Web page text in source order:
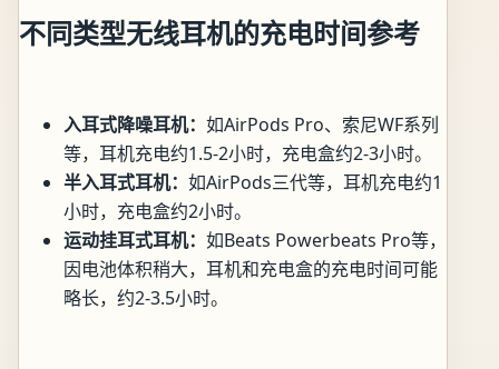
不同类型无线耳机的充电时间参考
入耳式降噪耳机： 如AirPods Pro、索尼WF系列
等，耳机充电约1.5-2小时，充电盒约2-3小时。
半入耳式耳机： 如AirPods三代等，耳机充电约1
小时，充电盒约2小时。
运动挂耳式耳机： 如Beats Powerbeats Pro等，
因电池体积稍大，耳机和充电盒的充电时间可能
略长，约2-3.5小时。